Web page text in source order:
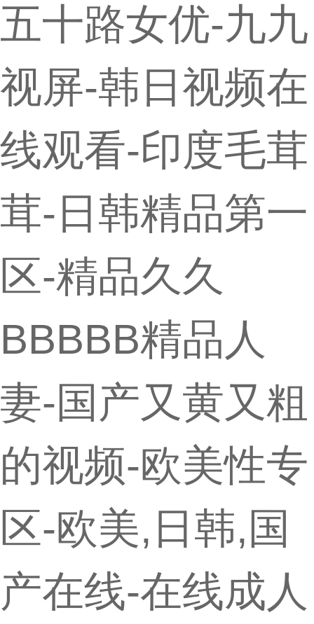
五十路女优-九九
视屏-韩日视频在
线观看-印度毛茸
茸-日韩精品第一
区-精品久久
BBBBB精品人
妻-国产又黄又粗
的视频-欧美性专
区-欧美,日韩,国
产在线-在线成人